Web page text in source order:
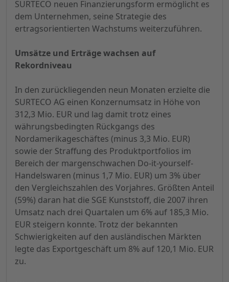
SURTECO neuen Finanzierungsform ermöglicht es
dem Unternehmen, seine Strategie des
ertragsorientierten Wachstums weiterzuführen.
Umsätze und Erträge wachsen auf
Rekordniveau
In den zurückliegenden neun Monaten erzielte die
SURTECO AG einen Konzernumsatz in Höhe von
312,3 Mio. EUR und lag damit trotz eines
währungsbedingten Rückgangs des
Nordamerikageschäftes (minus 3,3 Mio. EUR)
sowie der Straffung des Produktportfolios im
Bereich der margenschwachen Do-it-yourself-
Handelswaren (minus 1,7 Mio. EUR) um 3% über
den Vergleichszahlen des Vorjahres. Größten Anteil
(59%) daran hat die SGE Kunststoff, die 2007 ihren
Umsatz nach drei Quartalen um 6% auf 185,3 Mio.
EUR steigern konnte. Trotz der bekannten
Schwierigkeiten auf den ausländischen Märkten
legte das Exportgeschäft um 8% auf 120,1 Mio. EUR
zu.